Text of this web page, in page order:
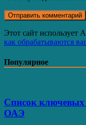
Этот сайт использует
как обрабатываются
Популярное
Список ключевых
ОАЭ